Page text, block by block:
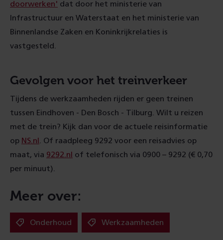
doorwerken' dat door het ministerie van
Infrastructuur en Waterstaat en het ministerie van
Binnenlandse Zaken en Koninkrijkrelaties is
vastgesteld.
Gevolgen voor het treinverkeer
Tijdens de werkzaamheden rijden er geen treinen
tussen Eindhoven - Den Bosch - Tilburg. Wilt u reizen
met de trein? Kijk dan voor de actuele reisinformatie
op NS.nl
. Of raadpleeg 9292 voor een reisadvies op
maat, via 9292.nl
of telefonisch via 0900 – 9292 (€ 0,70
per minuut).
Meer over:
Onderhoud Werkzaamheden